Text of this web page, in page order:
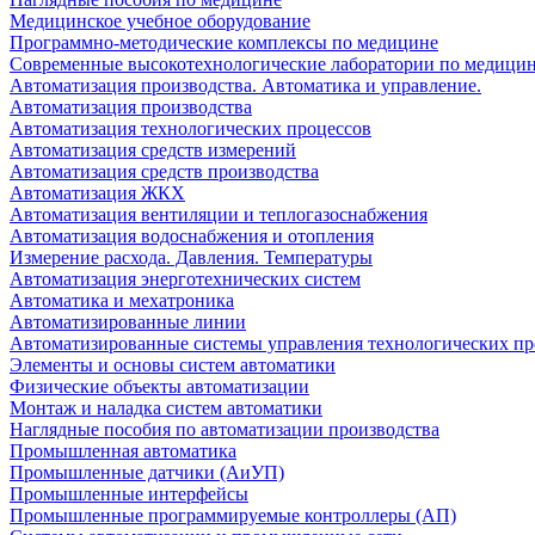
Медицинское учебное оборудование
Программно-методические комплексы по медицине
Современные высокотехнологические лаборатории по
Автоматизация производства. Автоматика и управление.
Автоматизация производства
Автоматизация технологических процессов
Автоматизация средств измерений
Автоматизация средств производства
Автоматизация ЖКХ
Автоматизация вентиляции и теплогазоснабжения
Автоматизация водоснабжения и отопления
Измерение расхода. Давления. Температуры
Автоматизация энерготехнических систем
Автоматика и мехатроника
Автоматизированные линии
Автоматизированные системы управления технологических
Элементы и основы систем автоматики
Физические объекты автоматизации
Монтаж и наладка систем автоматики
Наглядные пособия по автоматизации производства
Промышленная автоматика
Промышленные датчики (АиУП)
Промышленные интерфейсы
Промышленные программируемые контроллеры (АП)